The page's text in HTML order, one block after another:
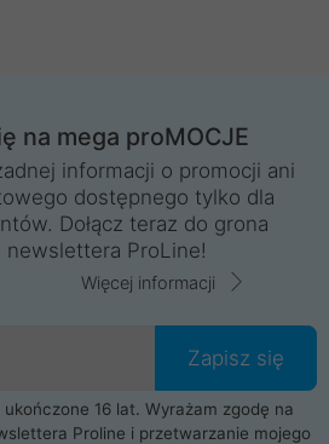
na mega proMOCJE
informacji o promocji ani
dostępnego tylko dla
Dołącz teraz do grona
newslettera ProLine!
Więcej informacji
Zapisz się
16 lat. Wyrażam zgodę na
Proline i przetwarzanie mojego